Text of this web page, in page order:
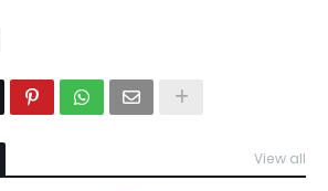
View all